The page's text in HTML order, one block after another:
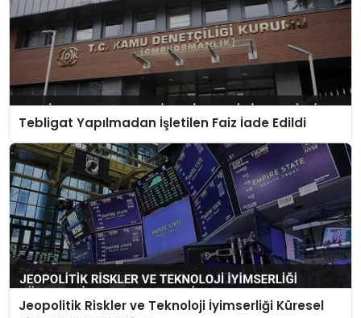
Tebligat Yapılmadan İşletilen Faiz İade Edildi
Jeopolitik Riskler ve Teknoloji İyimserliği Küresel